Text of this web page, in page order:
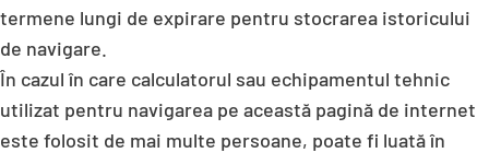
termene lungi de expirare pentru stocrarea istoricului
de navigare.
În cazul în care calculatorul sau echipamentul tehnic
utilizat pentru navigarea pe această pagină de internet
este folosit de mai multe persoane, poate fi luată în